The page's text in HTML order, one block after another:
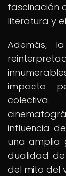
fascinación
literatura y
Además,
impacto
influencia
una amplia
dualidad
del mito del